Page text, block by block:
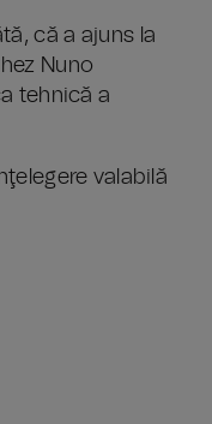
că a ajuns la
Nuno
tehnică a
valabilă